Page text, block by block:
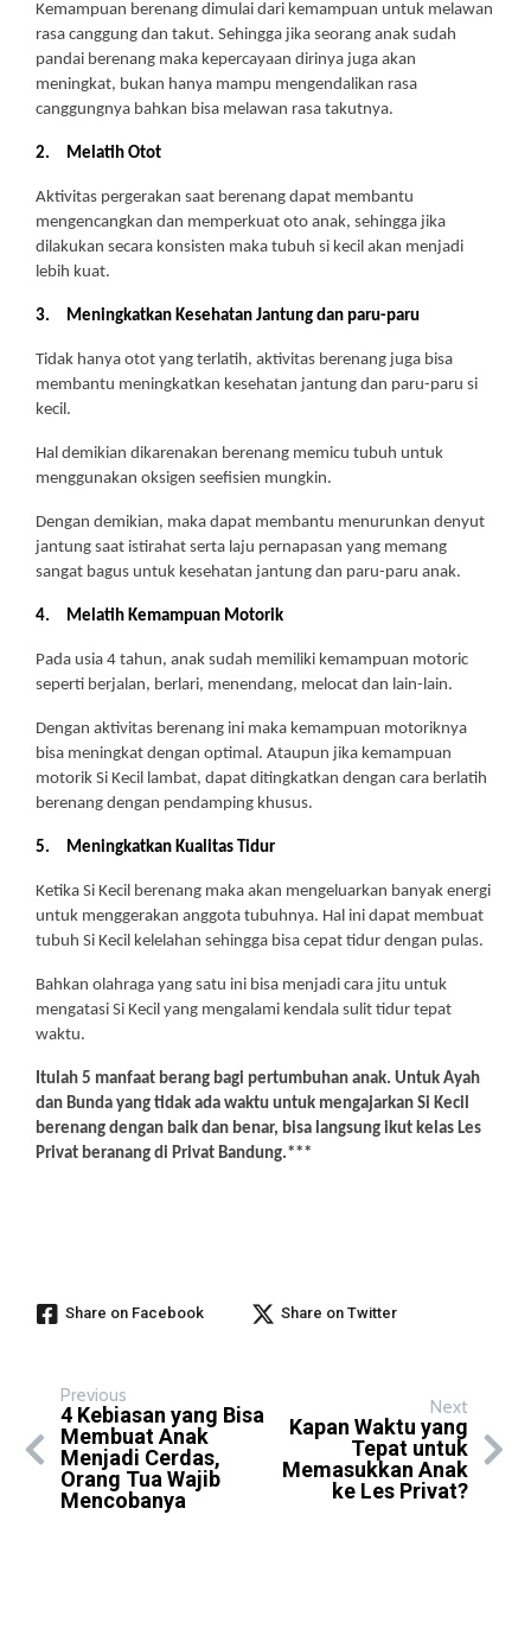
Kemampuan berenang dimulai dari kemampuan untuk melawan
rasa canggung dan takut. Sehingga jika seorang anak sudah
pandai berenang maka kepercayaan dirinya juga akan
meningkat, bukan hanya mampu mengendalikan rasa
canggungnya bahkan bisa melawan rasa takutnya.
2. Melatih Otot
Aktivitas pergerakan saat berenang dapat membantu
mengencangkan dan memperkuat oto anak, sehingga jika
dilakukan secara konsisten maka tubuh si kecil akan menjadi
lebih kuat.
3. Meningkatkan Kesehatan Jantung dan paru-paru
Tidak hanya otot yang terlatih, aktivitas berenang juga bisa
membantu meningkatkan kesehatan jantung dan paru-paru si
kecil.
Hal demikian dikarenakan berenang memicu tubuh untuk
menggunakan oksigen seefisien mungkin.
Dengan demikian, maka dapat membantu menurunkan denyut
jantung saat istirahat serta laju pernapasan yang memang
sangat bagus untuk kesehatan jantung dan paru-paru anak.
4. Melatih Kemampuan Motorik
Pada usia 4 tahun, anak sudah memiliki kemampuan motoric
seperti berjalan, berlari, menendang, melocat dan lain-lain.
Dengan aktivitas berenang ini maka kemampuan motoriknya
bisa meningkat dengan optimal. Ataupun jika kemampuan
motorik Si Kecil lambat, dapat ditingkatkan dengan cara berlatih
berenang dengan pendamping khusus.
5. Meningkatkan Kualitas Tidur
Ketika Si Kecil berenang maka akan mengeluarkan banyak energi
untuk menggerakan anggota tubuhnya. Hal ini dapat membuat
tubuh Si Kecil kelelahan sehingga bisa cepat tidur dengan pulas.
Bahkan olahraga yang satu ini bisa menjadi cara jitu untuk
mengatasi Si Kecil yang mengalami kendala sulit tidur tepat
waktu.
Itulah 5 manfaat berang bagi pertumbuhan anak. Untuk Ayah
dan Bunda yang tidak ada waktu untuk mengajarkan Si Kecil
berenang dengan baik dan benar, bisa langsung ikut kelas Les
Privat beranang di Privat Bandung.***
Share on Facebook Share on Twitter
Previous
4 Kebiasan yang Bisa
Membuat Anak
Menjadi Cerdas,
Orang Tua Wajib
Mencobanya
Next
Kapan Waktu yang
Tepat untuk
Memasukkan Anak
ke Les Privat?